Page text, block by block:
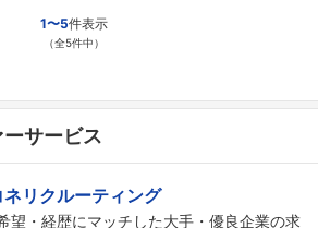
1〜5件表示
（全5件中）
サービス
ネリクルーティング
望・経歴にマッチした大手・優良企業の求